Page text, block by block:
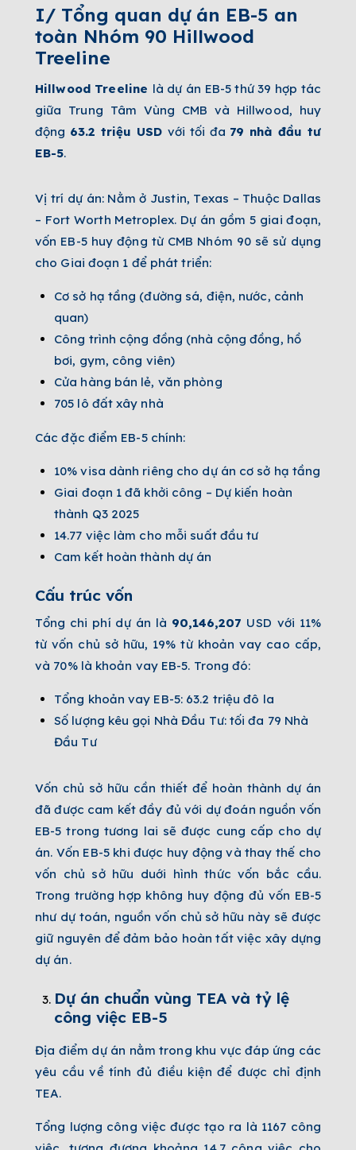
I/ Tổng quan dự án EB-5 an
toàn Nhóm 90 Hillwood
Treeline
Hillwood Treeline là dự án EB-5 thứ 39 hợp tác
giữa Trung Tâm Vùng CMB và Hillwood, huy
động 63.2 triệu USD với tối đa 79 nhà đầu tư
EB-5.
Vị trí dự án: Nằm ở Justin, Texas – Thuộc Dallas
– Fort Worth Metroplex. Dự án gồm 5 giai đoạn,
vốn EB-5 huy động từ CMB Nhóm 90 sẽ sử dụng
cho Giai đoạn 1 để phát triển:
Cơ sở hạ tầng (đường sá, điện, nước, cảnh
quan)
Công trình cộng đồng (nhà cộng đồng, hồ
bơi, gym, công viên)
Cửa hàng bán lẻ, văn phòng
705 lô đất xây nhà
Các đặc điểm EB-5 chính:
10% visa dành riêng cho dự án cơ sở hạ tầng
Giai đoạn 1 đã khởi công – Dự kiến hoàn
thành Q3 2025
14.77 việc làm cho mỗi suất đầu tư
Cam kết hoàn thành dự án
Cấu trúc vốn
Tổng chi phí dự án là 90,146,207 USD với 11%
từ vốn chủ sở hữu, 19% từ khoản vay cao cấp,
và 70% là khoản vay EB-5. Trong đó:
Tổng khoản vay EB-5: 63.2 triệu đô la
Số lượng kêu gọi Nhà Đầu Tư: tối đa 79 Nhà
Đầu Tư
Vốn chủ sở hữu cần thiết để hoàn thành dự án
đã được cam kết đầy đủ với dự đoán nguồn vốn
EB-5 trong tương lai sẽ được cung cấp cho dự
án. Vốn EB-5 khi được huy động và thay thế cho
vốn chủ sở hữu duới hình thức vốn bắc cầu.
Trong trường hợp không huy động đủ vốn EB-5
như dự toán, nguồn vốn chủ sở hữu này sẽ được
giữ nguyên để đảm bảo hoàn tất việc xây dựng
dự án.
Dự án chuẩn vùng TEA và tỷ lệ
công việc EB-5
Địa điểm dự án nằm trong khu vực đáp ứng các
yêu cầu về tính đủ điều kiện để được chỉ định
TEA.
Tổng lượng công việc được tạo ra là 1167 công